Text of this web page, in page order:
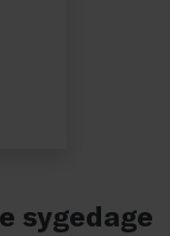
sygedage